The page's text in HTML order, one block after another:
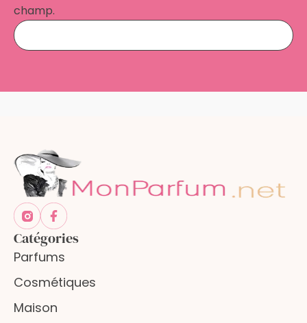
champ.
Catégories
Parfums
Cosmétiques
Maison